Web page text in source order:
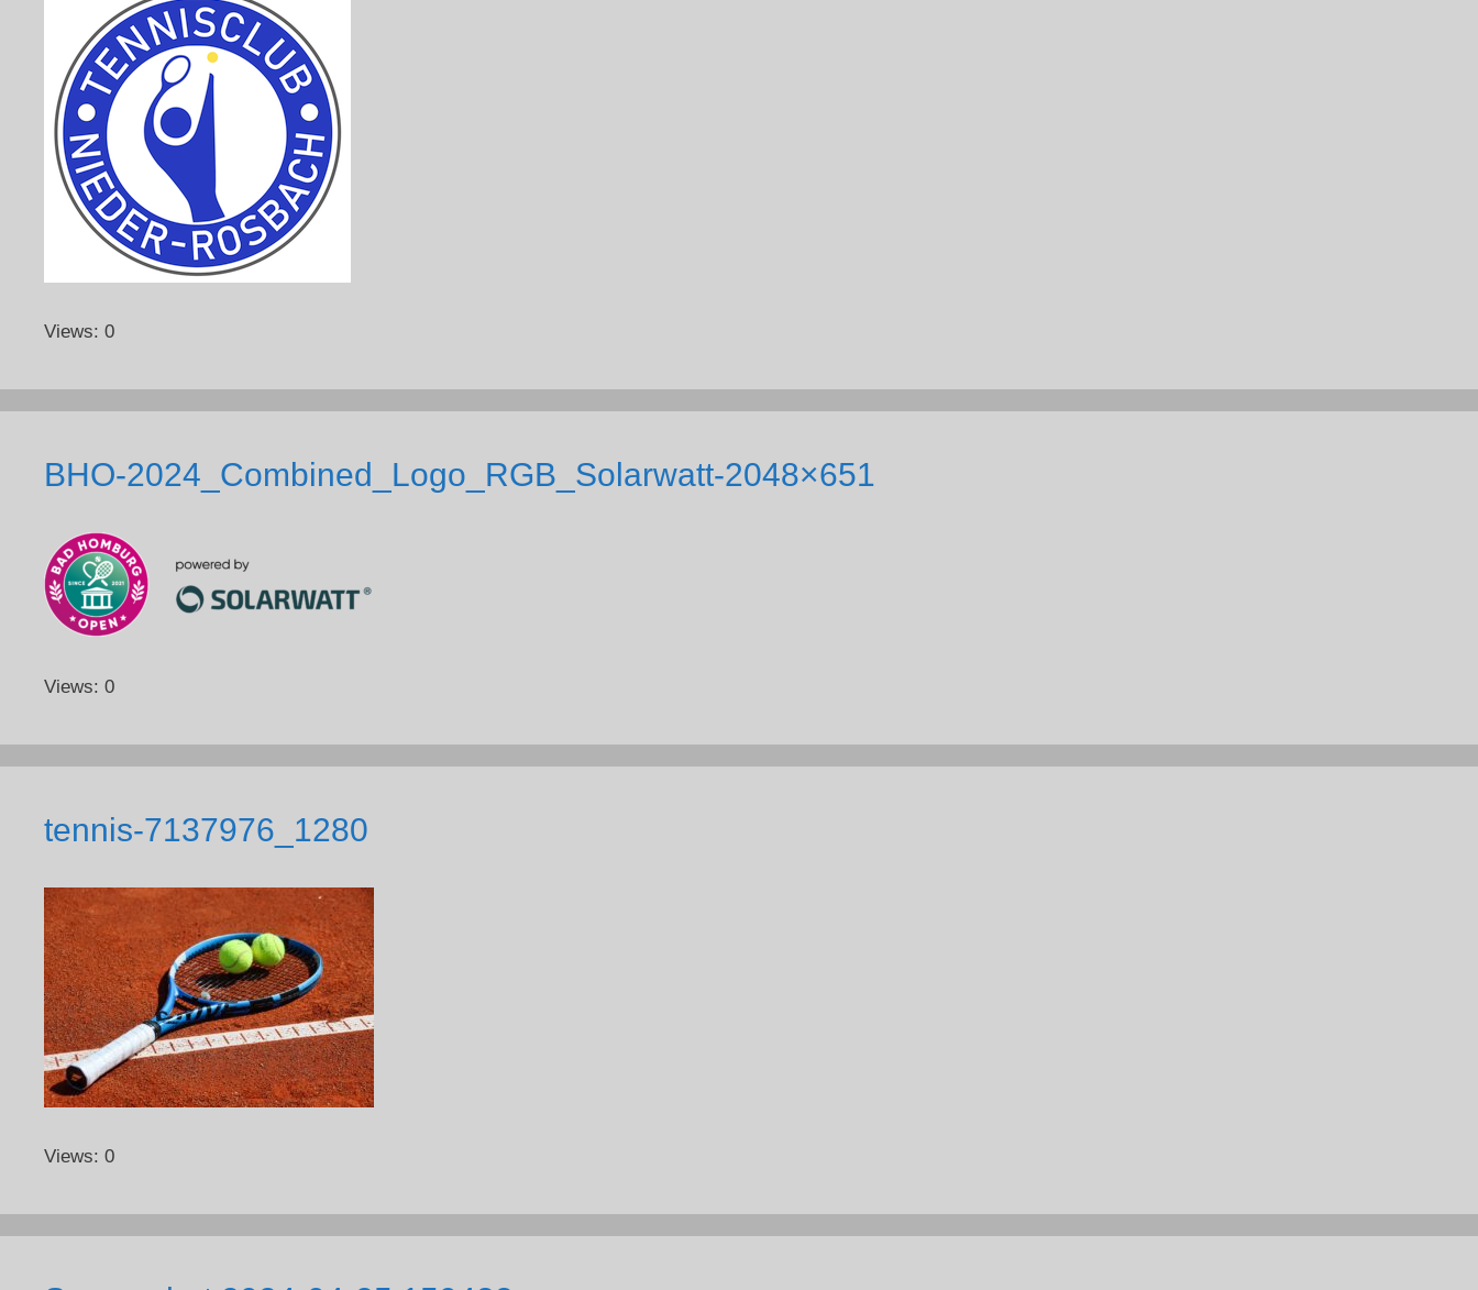
Views: 0
BHO-2024_Combined_Logo_RGB_Solarwatt-2048×651
Views: 0
tennis-7137976_1280
Views: 0